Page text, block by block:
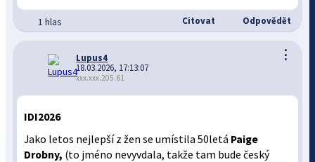
1 hlas Citovat Odpovědět
⋮
Lupus4
18.03.2026, 17:13:07
xxx.xxx.205.61
IDI2026
Jako letos nejlepší z žen se umístila 50letá Paige
Drobny, (to jméno nevyvdala, takže tam bude český